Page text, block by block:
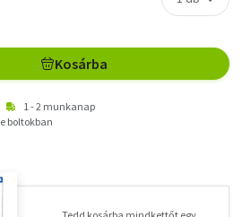
Kosárba
1 - 2 munkanap
boltokban